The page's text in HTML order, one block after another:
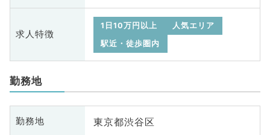
求人特徴
1日10万円以上
人気エリア
駅近・徒歩圏内
勤務地
勤務地 東京都渋谷区